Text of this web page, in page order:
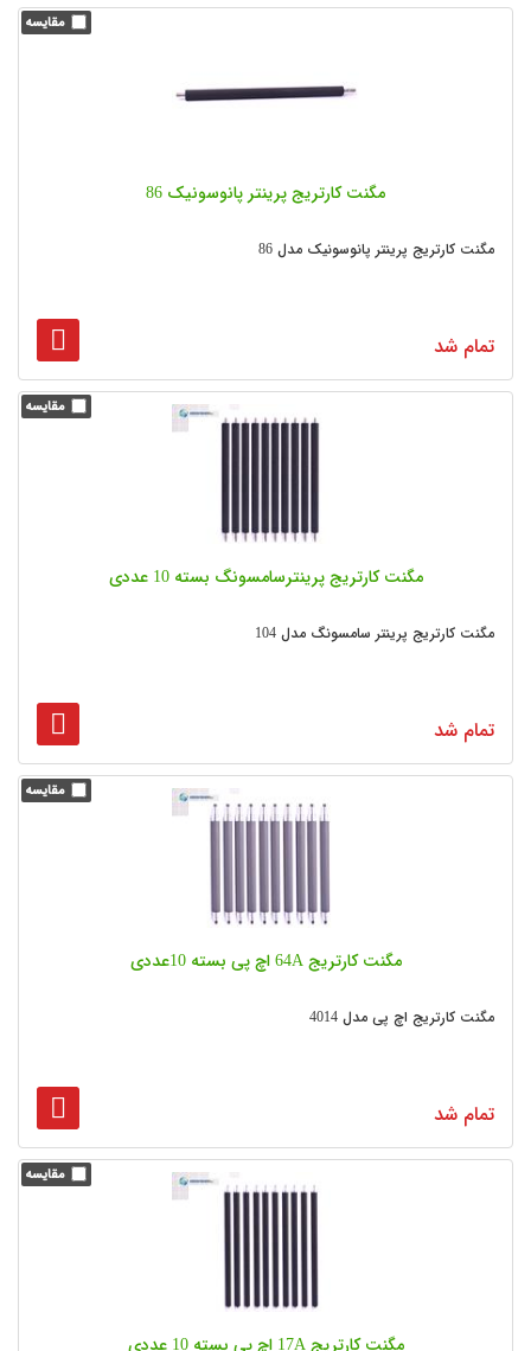
مگنت کارتریج پرینتر پانوسونیک 86
مگنت کارتریج پرینتر پانوسونیک مدل 86
تمام شد
مگنت کارتریج پرینترسامسونگ بسته 10 عددی
مگنت کارتریج پرینتر سامسونگ مدل 104
تمام شد
مگنت کارتریج 64A اچ پی بسته 10عددی
مگنت کارتریج اچ پی مدل 4014
تمام شد
مگنت کارتریج 17A اچ پی بسته 10 عددی